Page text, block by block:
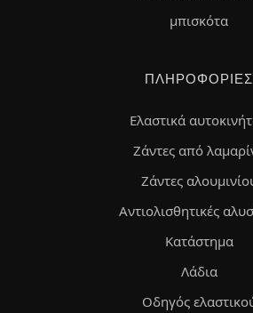
μπισκότα
ΠΛΗΡΟΦΟΡΊΕΣ
Ελαστικά
Ζάντες από
Ζάντες
Αντιολισθητικές
Κατάστημα
Λάδια
Οδηγός